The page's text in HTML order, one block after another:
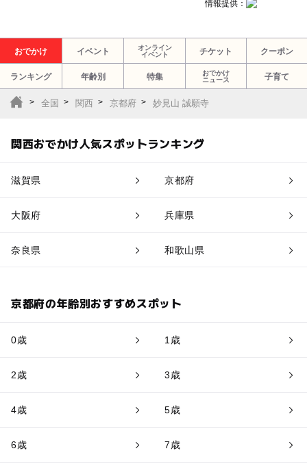
情報提供：
おでかけ イベント
オンライン
イベント
チケット クーポン
ランキング 年齢別 特集
おでかけ
ニュース
子育て
全国 関西 京都府 妙見山 誠願寺
関西おでかけ人気スポットランキング
滋賀県 京都府
大阪府 兵庫県
奈良県 和歌山県
京都府の年齢別おすすめスポット
0歳 1歳
2歳 3歳
4歳 5歳
6歳 7歳